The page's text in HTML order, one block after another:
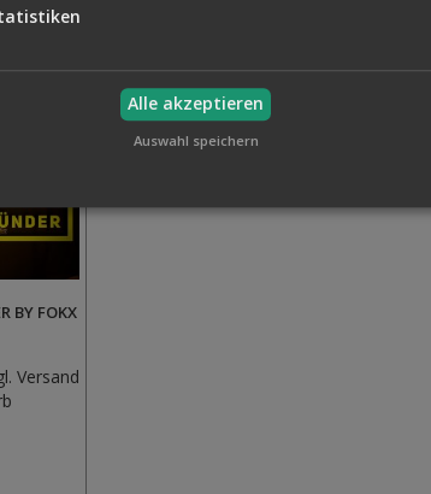
BY FOKX
Versand
Alle akzeptieren
Auswahl speichern